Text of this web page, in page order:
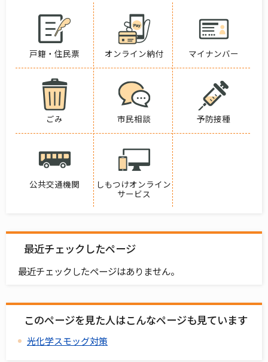
戸籍・住民票 オンライン納付 マイナンバー
ごみ 市民相談 予防接種
公共交通機関
しもつけオンライン
サービス
最近チェックしたページ
最近チェックしたページはありません。
このページを見た人はこんなページも見ています
光化学スモッグ対策